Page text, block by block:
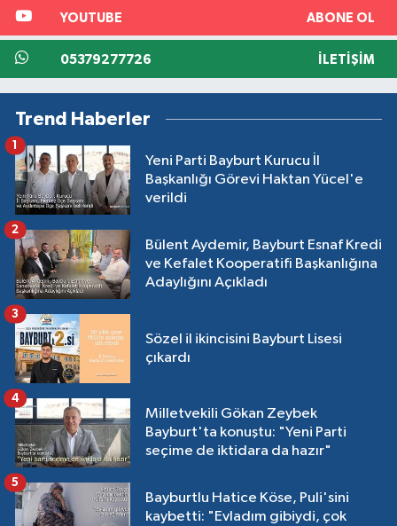
YOUTUBE ABONE OL
05379277726 İLETIŞIM
Trend Haberler
Yeni Parti Bayburt Kurucu İl
Başkanlığı Görevi Haktan Yücel'e
verildi
1
Bülent Aydemir, Bayburt Esnaf Kredi
ve Kefalet Kooperatifi Başkanlığına
Adaylığını Açıkladı
2
Sözel il ikincisini Bayburt Lisesi
çıkardı
3
Milletvekili Gökan Zeybek
Bayburt'ta konuştu: "Yeni Parti
seçime de iktidara da hazır"
4
Bayburtlu Hatice Köse, Puli'sini
kaybetti: "Evladım gibiydi, çok
5